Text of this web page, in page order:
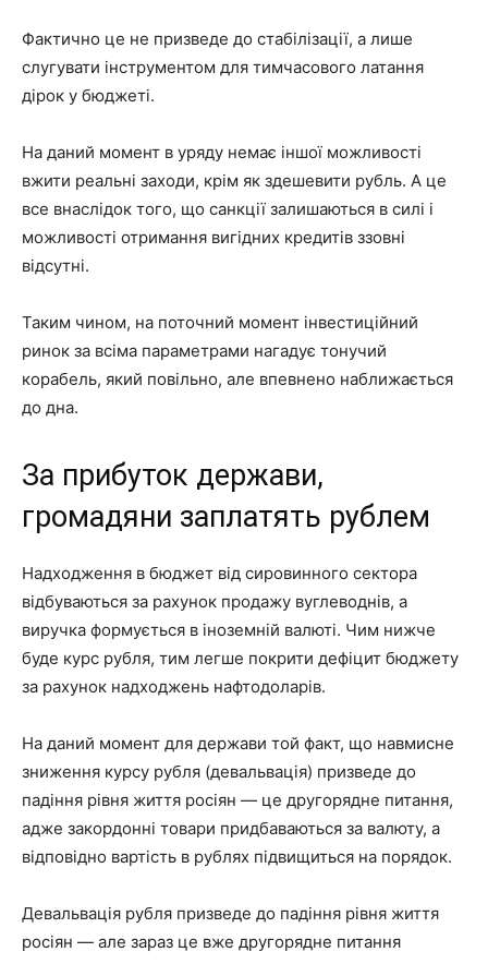
Фактично це не призведе до стабілізації, а лише
слугувати інструментом для тимчасового латання
дірок у бюджеті.
На даний момент в уряду немає іншої можливості
вжити реальні заходи, крім як здешевити рубль. А це
все внаслідок того, що санкції залишаються в силі і
можливості отримання вигідних кредитів ззовні
відсутні.
Таким чином, на поточний момент інвестиційний
ринок за всіма параметрами нагадує тонучий
корабель, який повільно, але впевнено наближається
до дна.
За прибуток держави,
громадяни заплатять рублем
Надходження в бюджет від сировинного сектора
відбуваються за рахунок продажу вуглеводнів, а
виручка формується в іноземній валюті. Чим нижче
буде курс рубля, тим легше покрити дефіцит бюджету
за рахунок надходжень нафтодоларів.
На даний момент для держави той факт, що навмисне
зниження курсу рубля (девальвація) призведе до
падіння рівня життя росіян — це другорядне питання,
адже закордонні товари придбаваються за валюту, а
відповідно вартість в рублях підвищиться на порядок.
Девальвація рубля призведе до падіння рівня життя
росіян — але зараз це вже другорядне питання